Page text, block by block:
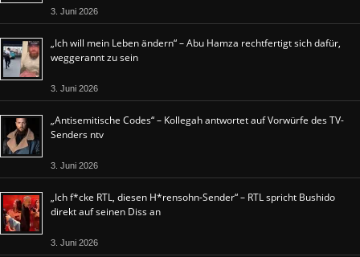
3. Juni 2026
„Ich will mein Leben ändern“ – Abu Hamza rechtfertigt sich dafür,
weggerannt zu sein
3. Juni 2026
„Antisemitische Codes“ – Kollegah antwortet auf Vorwürfe des TV-
Senders ntv
3. Juni 2026
„Ich f*cke RTL, diesen H*rensohn-Sender“ – RTL spricht Bushido
direkt auf seinen Diss an
3. Juni 2026